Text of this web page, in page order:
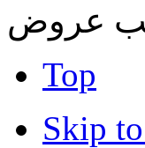
عروض
Top
Skip